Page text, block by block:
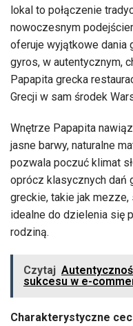
lokal to połączenie
nowoczesnym
oferuje wyjątkowe dania
gyros, w autentycznym,
Papapita grecka
Grecji w sam środek
Wnętrze Papapita
jasne barwy, naturalne
pozwala poczuć klimat
oprócz klasycznych dań
greckie, takie jak
idealne do dzielenia się
rodziną.
Czytaj
sukcesu w e-
Charakterystyczne